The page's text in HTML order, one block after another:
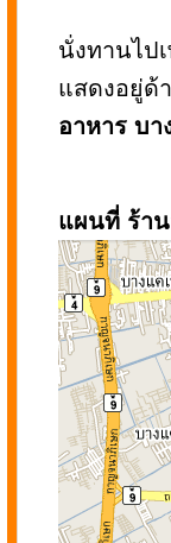
นั่งทานไป
แสดงอยู่ด้
อาหาร บา
แผนที่ ร้า